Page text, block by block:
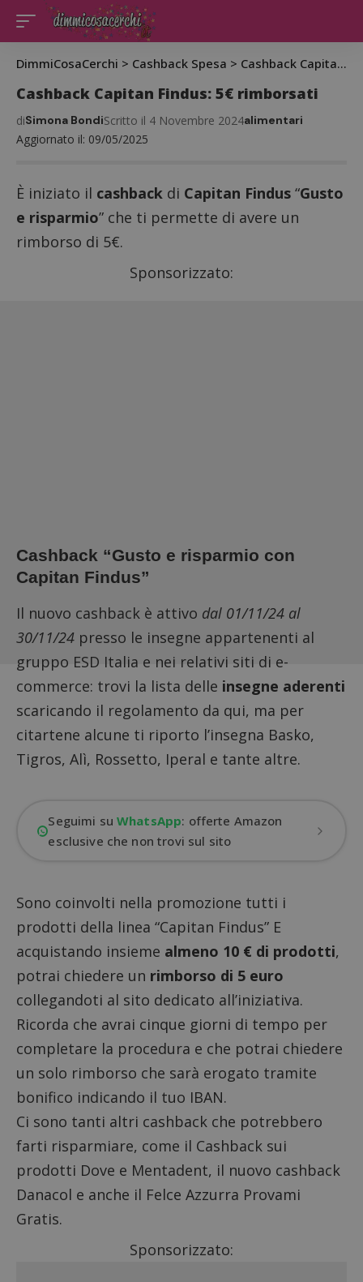
DimmiCosaCerchi > Cashback Spesa > Cashback Capitan Findus: 5€ rimborsati
Cashback Capitan Findus: 5€ rimborsati
Aggiornato il: 09/05/2025
diSimona BondiScritto il 4 Novembre 2024alimentari
È iniziato il cashback di Capitan Findus “Gusto
e risparmio” che ti permette di avere un
rimborso di 5€.
Sponsorizzato:
Cashback “Gusto e risparmio con
Capitan Findus”
Il nuovo cashback è attivo dal 01/11/24 al
30/11/24 presso le insegne appartenenti al
gruppo ESD Italia e nei relativi siti di e-
commerce: trovi la lista delle insegne aderenti
scaricando il regolamento da qui, ma per
citartene alcune ti riporto l’insegna Basko,
Tigros, Alì, Rossetto, Iperal e tante altre.
Seguimi suWhatsApp: offerte Amazon
esclusive che non trovi sul sito
Sono coinvolti nella promozione tutti i
prodotti della linea “Capitan Findus” E
acquistando insieme almeno 10 € di prodotti,
potrai chiedere un rimborso di 5 euro
collegandoti al sito dedicato all’iniziativa.
Ricorda che avrai cinque giorni di tempo per
completare la procedura e che potrai chiedere
un solo rimborso che sarà erogato tramite
bonifico indicando il tuo IBAN.
Ci sono tanti altri cashback che potrebbero
farti risparmiare, come il Cashback sui
prodotti Dove e Mentadent, il nuovo cashback
Danacol e anche il Felce Azzurra Provami
Gratis.
Sponsorizzato: